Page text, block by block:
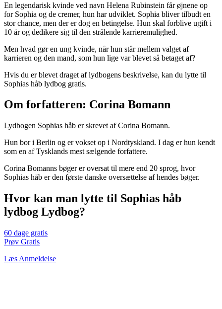
En legendarisk kvinde ved navn Helena Rubinstein får øjnene op
for Sophia og de cremer, hun har udviklet. Sophia bliver tilbudt en
stor chance, men der er dog en betingelse. Hun skal forblive ugift i
10 år og dedikere sig til den strålende karrieremulighed.
Men hvad gør en ung kvinde, når hun står mellem valget af
karrieren og den mand, som hun lige var blevet så betaget af?
Hvis du er blevet draget af lydbogens beskrivelse, kan du lytte til
Sophias håb lydbog gratis.
Om forfatteren: Corina Bomann
Lydbogen Sophias håb er skrevet af Corina Bomann.
Hun bor i Berlin og er vokset op i Nordtyskland. I dag er hun kendt
som en af Tysklands mest sælgende forfattere.
Corina Bomanns bøger er oversat til mere end 20 sprog, hvor
Sophias håb er den første danske oversættelse af hendes bøger.
Hvor kan man lytte til Sophias håb
lydbog Lydbog?
60 dage gratis
Prøv Gratis
Læs Anmeldelse